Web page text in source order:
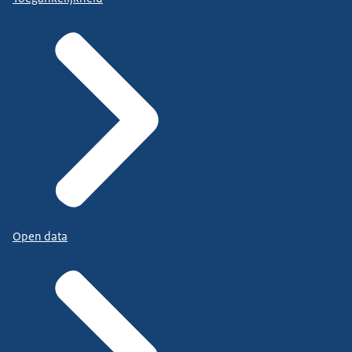
Open data